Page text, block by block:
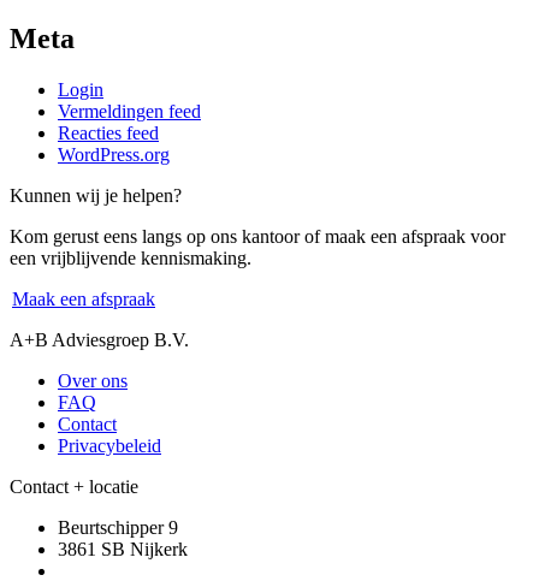
Meta
Login
Vermeldingen feed
Reacties feed
WordPress.org
Kunnen wij je helpen?
Kom gerust eens langs op ons kantoor of maak een afspraak voor
een vrijblijvende kennismaking.
Maak een afspraak
A+B Adviesgroep B.V.
Over ons
FAQ
Contact
Privacybeleid
Contact + locatie
Beurtschipper 9
3861 SB Nijkerk